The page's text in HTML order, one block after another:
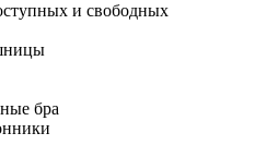
и свободных
бра